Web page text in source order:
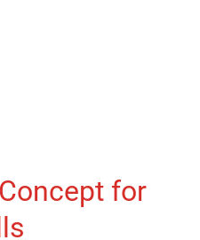
for